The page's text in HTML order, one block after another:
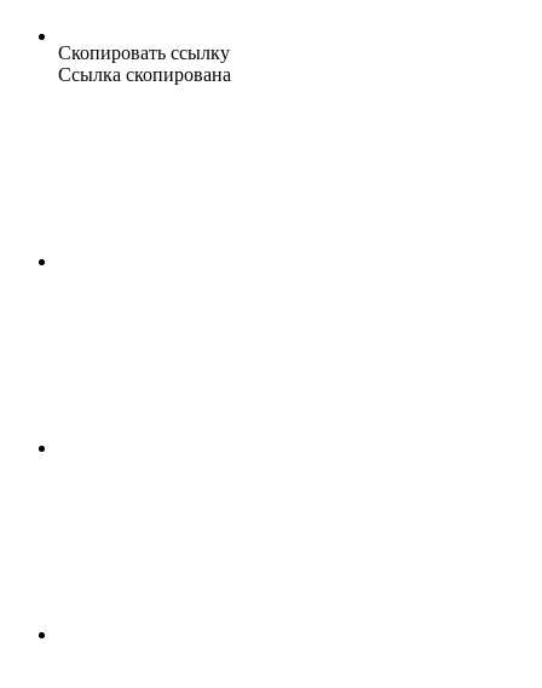
Скопировать ссылку
Ссылка скопирована